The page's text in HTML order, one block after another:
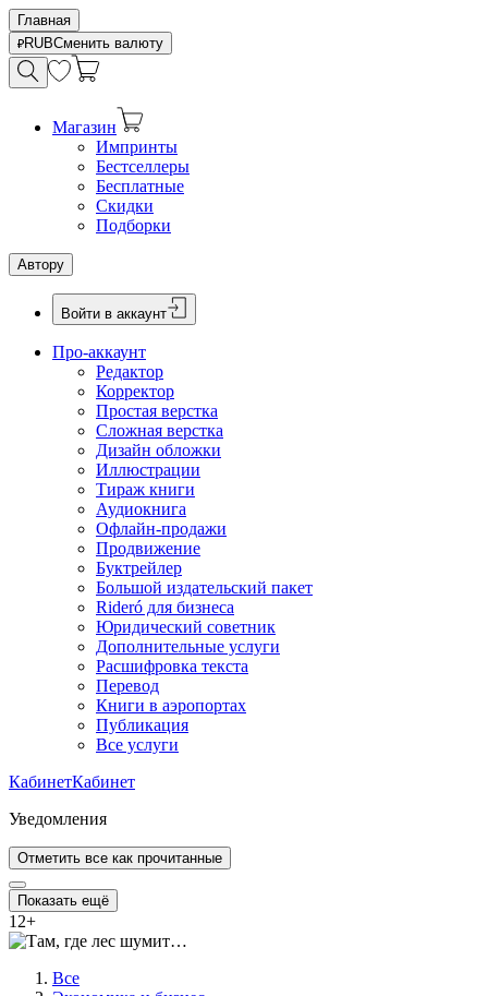
Главная
RUBСменить валюту
Магазин
Импринты
Бестселлеры
Бесплатные
Скидки
Подборки
Автору
Войти в аккаунт
Про-аккаунт
Редактор
Корректор
Простая верстка
Сложная верстка
Дизайн обложки
Иллюстрации
Тираж книги
Аудиокнига
Офлайн-продажи
Продвижение
Буктрейлер
Большой издательский пакет
Rideró для бизнеса
Юридический советник
Дополнительные услуги
Расшифровка текста
Перевод
Книги в аэропортах
Публикация
Все услуги
КабинетКабинет
Уведомления
Отметить все как прочитанные
Показать ещё
12+
Все